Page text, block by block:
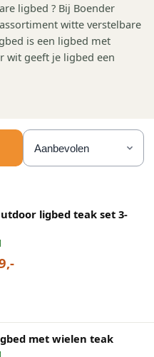
ligbed ? Bij Boender
witte verstelbare
is een ligbed met
wit geeft je ligbed een
ligbed teak set 3-
met wielen teak